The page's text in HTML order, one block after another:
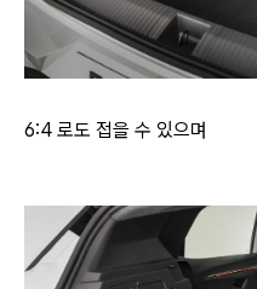
6:4 로도 접을 수 있으며